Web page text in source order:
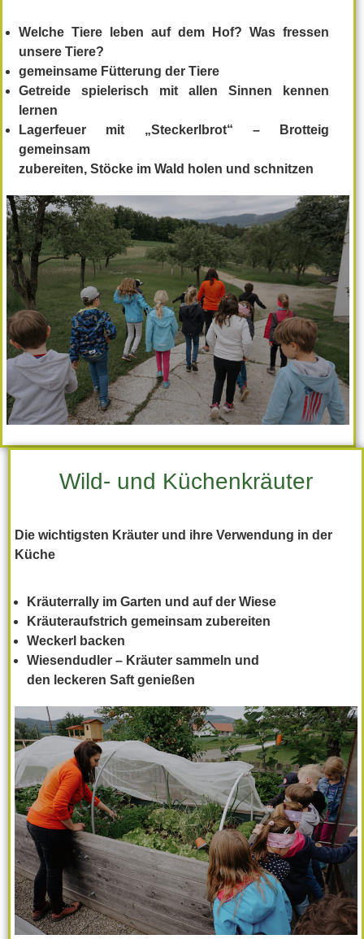
Welche Tiere leben auf dem Hof? Was fressen
unsere Tiere?
gemeinsame Fütterung der Tiere
Getreide spielerisch mit allen Sinnen kennen
lernen
Lagerfeuer mit „Steckerlbrot“ – Brotteig
gemeinsam
zubereiten, Stöcke im Wald holen und schnitzen
Wild- und Küchenkräuter
Die wichtigsten Kräuter und ihre Verwendung in der
Küche
Kräuterrally im Garten und auf der Wiese
Kräuteraufstrich gemeinsam zubereiten
Weckerl
backen
Wiesendudler – Kräuter sammeln und
den leckeren Saft genießen